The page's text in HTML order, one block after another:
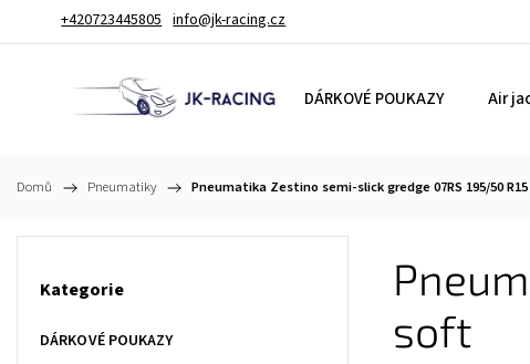
+420723445805 info@jk-racing.cz
DÁRKOVÉ POUKAZY Air
Domů / Pneumatiky / Pneumatika Zestino semi-slick gredge 07RS 195/50
Kategorie
DÁRKOVÉ POUKAZY
soft